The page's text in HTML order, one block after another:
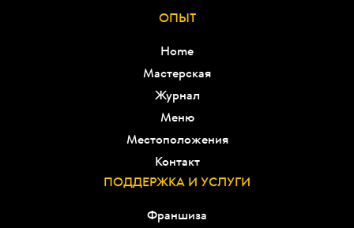
ОПЫТ
Home
Мастерская
Журнал
Меню
Местоположения
Контакт
ПОДДЕРЖКА И УСЛУГИ
Франшиза